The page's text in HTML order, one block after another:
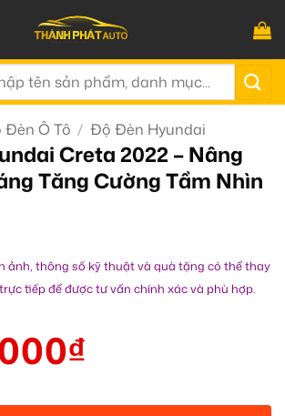
Ô Tô / Độ Đèn Hyundai
Creta 2022 – Nâng
Tăng Cường Tầm Nhìn
ảnh, thông số kỹ thuật và quà tặng có thể thay
tiếp để được tư vấn chính xác và phù hợp.
₫